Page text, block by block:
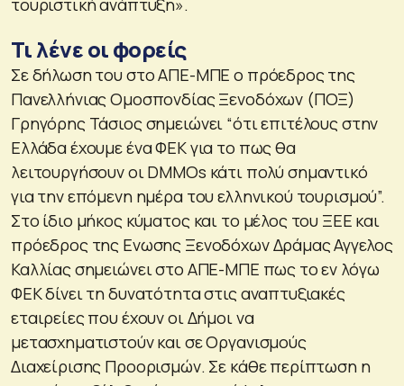
Τι λένε οι φορείς
Σε δήλωση του στο ΑΠΕ-ΜΠΕ ο πρόεδρος της
Πανελλήνιας Ομοσπονδίας Ξενοδόχων (ΠΟΞ)
Γρηγόρης Τάσιος σημειώνει “ότι επιτέλους στην
Ελλάδα έχουμε ένα ΦΕΚ για το πως θα
λειτουργήσουν οι DΜMOs κάτι πολύ σημαντικό
για την επόμενη ημέρα του ελληνικού τουρισμού”.
Στο ίδιο μήκος κύματος και το μέλος του ΞΕΕ και
πρόεδρος της Ενωσης Ξενοδόχων Δράμας Αγγελος
Καλλίας σημειώνει στο ΑΠΕ-ΜΠΕ πως το εν λόγω
ΦΕΚ δίνει τη δυνατότητα στις αναπτυξιακές
εταιρείες που έχουν οι Δήμοι να
μετασχηματιστούν και σε Οργανισμούς
Διαχείρισης Προορισμών. Σε κάθε περίπτωση η